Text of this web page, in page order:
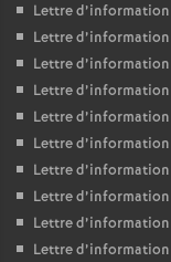
Lettre d’information
Lettre
Lettre
Lettre
Lettre d’information
Lettre
Lettre
Lettre d’information
Lettre d’information
Lettre d’information